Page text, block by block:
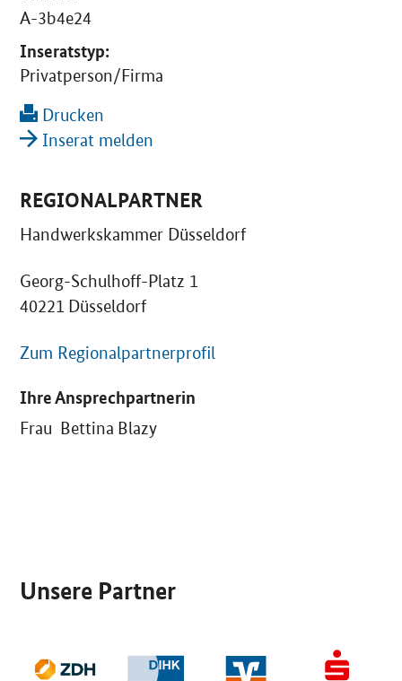
A-3b4e24
Inseratstyp:
Privatperson/Firma
Drucken
Inserat melden
REGIONALPARTNER
Handwerkskammer Düsseldorf
Georg-Schulhoff-Platz 1
40221 Düsseldorf
Zum Regionalpartnerprofil
Ihre Ansprechpartnerin
Frau Bettina Blazy
Unsere Partner